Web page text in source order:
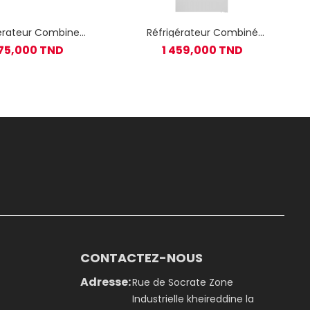
Combine
NO Frost
TND
Réfrigérateur Combiné
TELEFUNKEN 341 Litres NoFrost
FRIG-373W - Blanc
1 459,000 TND
CONTACTEZ-NOUS
Adresse:Rue de Socrate Zone
Industrielle kheireddine la